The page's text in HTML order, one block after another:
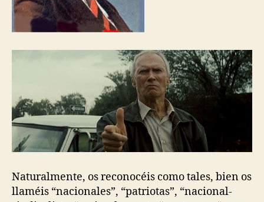
Naturalmente, os reconocéis como tales, bien os
llaméis “nacionales”, “patriotas”, “nacional-